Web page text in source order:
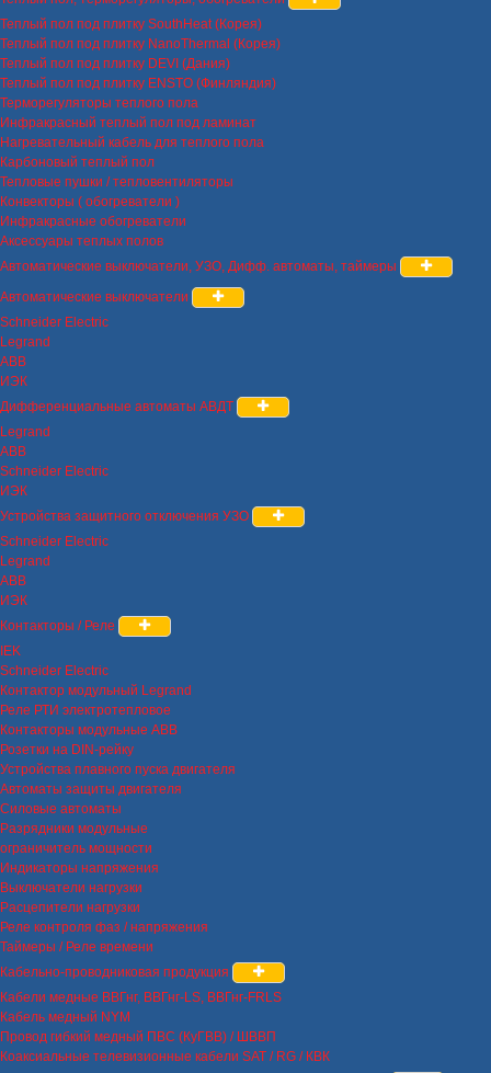
Теплый пол под плитку SouthHeat (Корея)
Теплый пол под плитку NanoThermal (Корея)
Теплый пол под плитку DEVI (Дания)
Теплый пол под плитку ENSTO (Финляндия)
Терморегуляторы теплого пола
Инфракрасный теплый пол под ламинат
Нагревательный кабель для теплого пола
Карбоновый теплый пол
Тепловые пушки / тепловентиляторы
Конвекторы ( обогреватели )
Инфракрасные обогреватели
Аксессуары теплых полов
Автоматические выключатели, УЗО, Дифф. автоматы, таймеры
Автоматические выключатели
Schneider Electric
Legrand
ABB
ИЭК
Дифференциальные автоматы АВДТ
Legrand
ABB
Schneider Electric
ИЭК
Устройства защитного отключения УЗО
Schneider Electric
Legrand
ABB
ИЭК
Контакторы / Реле
IEK
Schneider Electric
Контактор модульный Legrand
Реле РТИ электротепловое
Контакторы модульные ABB
Розетки на DIN-рейку
Устройства плавного пуска двигателя
Автоматы защиты двигателя
Силовые автоматы
Разрядники модульные
ограничитель мощности
Индикаторы напряжения
Выключатели нагрузки
Расцепители нагрузки
Реле контроля фаз / напряжения
Таймеры / Реле времени
Кабельно-проводниковая продукция
Кабели медные ВВГнг, ВВГнг-LS, ВВГнг-FRLS
Кабель медный NYM
Провод гибкий медный ПВС (КуГВВ) / ШВВП
Коаксиальные телевизионные кабели SAT / RG / КВК